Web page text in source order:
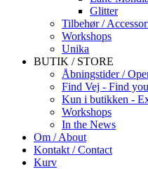
Glitter
Tilbehør /
Workshops
Unika
BUTIK / STORE
Åbningstider /
Find Vej - Find
Kun i butikken -
Workshops
In the News
Om / About
Kontakt / Contact
Kurv